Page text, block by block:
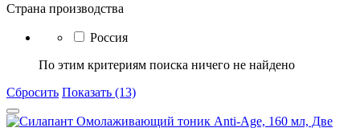
Страна производства
Россия
По этим критериям поиска ничего не найдено
Сбросить Показать (13)